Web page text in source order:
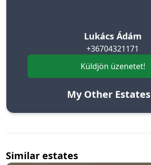
Lukács Ádám
+36704321171
Küldjön üzenetet!
My Other Estates
Similar estates